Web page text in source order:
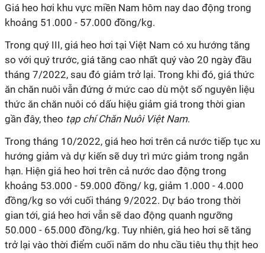
Giá heo hơi khu vực miền Nam hôm nay dao động trong
khoảng 51.000 - 57.000 đồng/kg.
Trong quý III, giá heo hơi tại Việt Nam có xu hướng tăng
so với quý trước, giá tăng cao nhất quý vào 20 ngày đầu
tháng 7/2022, sau đó giảm trở lại. Trong khi đó, giá thức
ăn chăn nuôi vẫn đứng ở mức cao dù một số nguyên liệu
thức ăn chăn nuôi có dấu hiệu giảm giá trong thời gian
gần đây, theo tạp chí Chăn Nuôi Việt Nam.
Trong tháng 10/2022, giá heo hơi trên cả nước tiếp tục xu
hướng giảm và dự kiến sẽ duy trì mức giảm trong ngắn
hạn. Hiện giá heo hơi trên cả nước dao động trong
khoảng 53.000 - 59.000 đồng/ kg, giảm 1.000 - 4.000
đồng/kg so với cuối tháng 9/2022. Dự báo trong thời
gian tới, giá heo hơi vẫn sẽ dao động quanh ngưỡng
50.000 - 65.000 đồng/kg. Tuy nhiên, giá heo hơi sẽ tăng
trở lại vào thời điểm cuối năm do nhu cầu tiêu thụ thịt heo